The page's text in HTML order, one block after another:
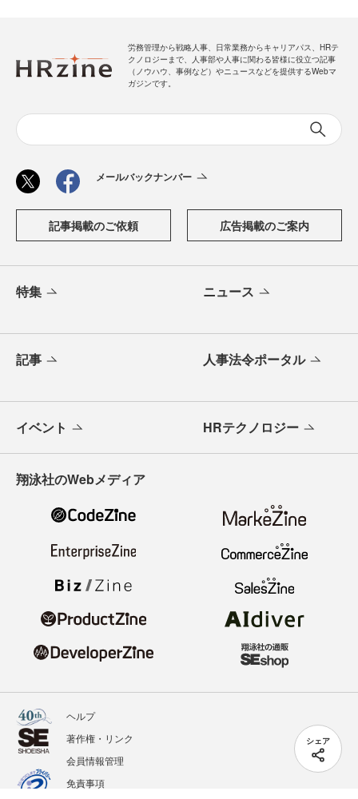
シェア
労務管理から戦略人事、日常業務からキャリアパス、HRテ
クノロジーまで、人事部や人事に関わる皆様に役立つ記事
（ノウハウ、事例など）やニュースなどを提供するWebマ
ガジンです。
メールバックナンバー
記事掲載のご依頼 広告掲載のご案内
特集 ニュース
記事 人事法令ポータル
イベント HRテクノロジー
翔泳社のWebメディア
ヘルプ
著作権・リンク
会員情報管理
免責事項